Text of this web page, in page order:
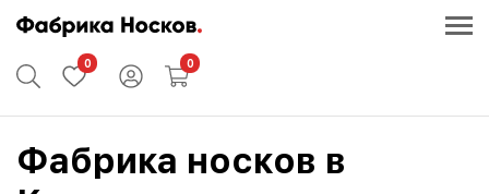
0 0
Фабрика носков в